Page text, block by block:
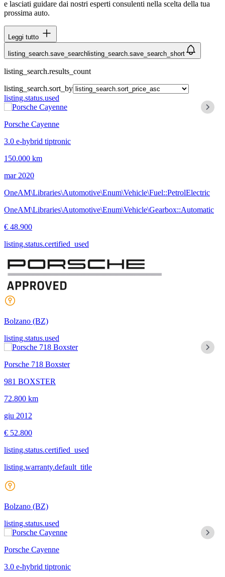
e lasciati guidare dai nostri esperti consulenti nella scelta della tua
prossima auto.
Leggi tutto
listing_search.save_searchlisting_search.save_search_short
listing_search.results_count
listing_search.sort_by
listing.status.used
Porsche Cayenne
3.0 e-hybrid tiptronic
150.000 km
mar 2020
OneAM\Libraries\Automotive\Enum\Vehicle\Fuel::PetrolElectric
OneAM\Libraries\Automotive\Enum\Vehicle\Gearbox::Automatic
€ 48.900
listing.status.certified_used
Bolzano (BZ)
listing.status.used
Porsche 718 Boxster
981 BOXSTER
72.800 km
giu 2012
€ 52.800
listing.status.certified_used
listing.warranty.default_title
Bolzano (BZ)
listing.status.used
Porsche Cayenne
3.0 e-hybrid tiptronic